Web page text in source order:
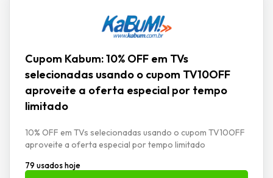
Cupom Kabum: 10% OFF em TVs
selecionadas usando o cupom TV10OFF
aproveite a oferta especial por tempo
limitado
10% OFF em TVs selecionadas usando o cupom TV10OFF
aproveite a oferta especial por tempo limitado
79 usados hoje